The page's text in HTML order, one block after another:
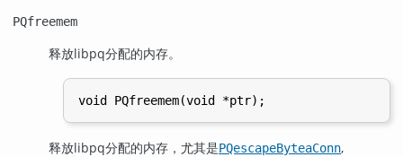
PQfreemem
释放libpq分配的内存。
释放libpq分配的内存，尤其是PQescapeByteaConn,